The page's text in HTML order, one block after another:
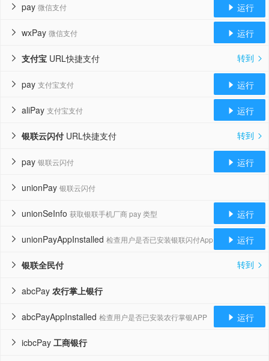
pay 微信支付
  运行
wxPay 微信支付
  运行
支付宝 URL快捷支付
 转到 
pay 支付宝支付
  运行
aliPay 支付宝支付
  运行
银联云闪付 URL快捷支付
 转到 
pay 银联云闪付
  运行
unionPay 银联云闪付

unionSeInfo 获取银联手机厂商 pay 类型
  运行
unionPayAppInstalled 检查用户是否已安装银联闪付App
  运行
银联全民付
 转到 
abcPay 农行掌上银行

abcPayAppInstalled 检查用户是否已安装农行掌银APP
  运行
icbcPay 工商银行
